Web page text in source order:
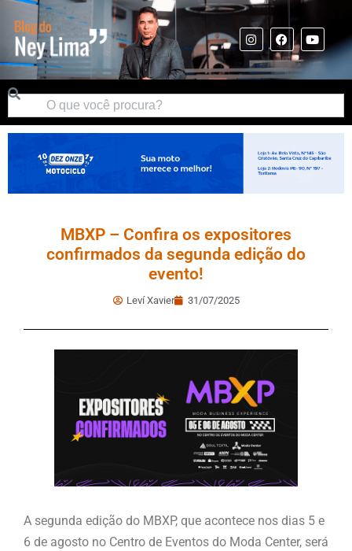
MBXP – Confira os expositores
confirmados da segunda edição do
evento!
Leví Xavier 31/07/2025
A segunda edição do MBXP, que acontece nos dias 5 e
6 de agosto no Centro de Eventos do Moda Center, será